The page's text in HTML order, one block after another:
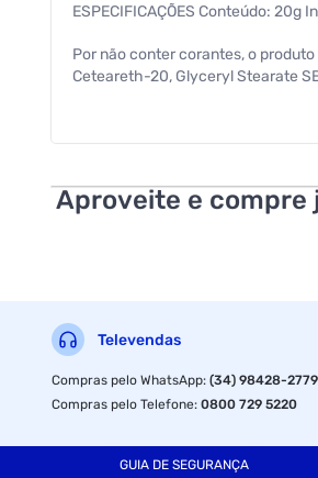
ESPECIFICAÇÕES Conteúdo: 20g
Por não conter corantes, o
Ceteareth-20, Glyceryl Stearate
Methylisothiazolinone,
Aproveite e compre
Televendas
Compras pelo WhatsApp:(34) 98428-2779
Compras pelo Telefone:0800 729 5220
GUIA DE SEGURANÇA